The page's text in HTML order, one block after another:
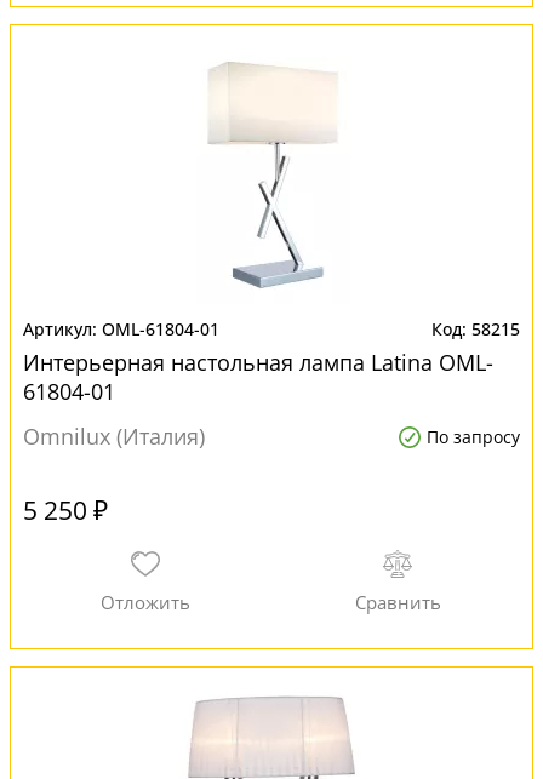
OML-61804-01 58215
Интерьерная настольная лампа Latina OML-
61804-01
Omnilux (Италия)
По запросу
5 250 ₽